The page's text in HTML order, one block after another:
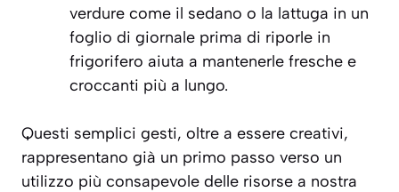
verdure come il sedano o la lattuga in un
foglio di giornale prima di riporle in
frigorifero aiuta a mantenerle fresche e
croccanti più a lungo.
Questi semplici gesti, oltre a essere creativi,
rappresentano già un primo passo verso un
utilizzo più consapevole delle risorse a nostra